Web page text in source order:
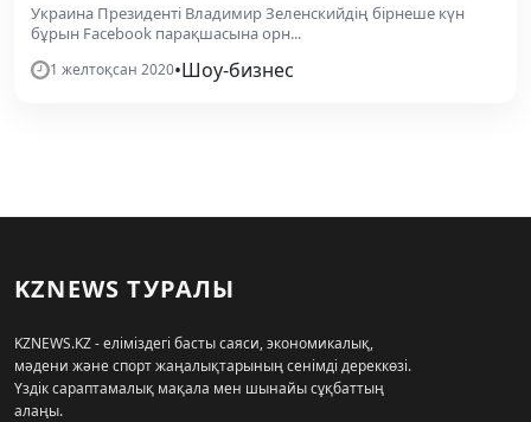
Украина Президенті Владимир Зеленскийдің бірнеше күн
бұрын Facebook парақшасына орн...
1 желтоқсан 2020•Шоу-бизнес
KZNEWS ТУРАЛЫ
KZNEWS.KZ - еліміздегі басты саяси, экономикалық,
мәдени және спорт жаңалықтарының сенімді дереккөзі.
Үздік сараптамалық мақала мен шынайы сұқбаттың
алаңы.